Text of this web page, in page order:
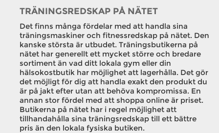
TRÄNINGSREDSKAP PÅ NÄTET
Det finns många fördelar med att handla sina
träningsmaskiner och fitnessredskap på nätet. Den
kanske största är utbudet. Träningsbutikerna på
nätet har generellt ett mycket större och bredare
sortiment än vad ditt lokala gym eller din
hälsokostbutik har möjlighet att lagerhålla. Det gör
det möjligt för dig att handla exakt den produkt du
är på jakt efter utan att behöva kompromissa. En
annan stor fördel med att shoppa online är priset.
Butikerna på nätet har i regel möjlighet att
tillhandahålla sina träningsredskap till ett bättre
pris än den lokala fysiska butiken.